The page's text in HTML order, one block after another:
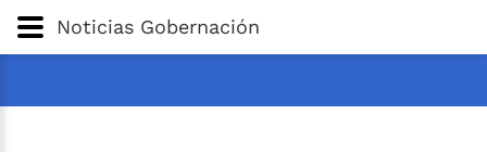
Gobernación de
Noticias Gobernación